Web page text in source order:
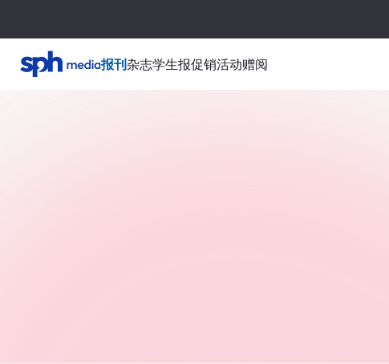
报刊杂志学生报促销活动赠阅